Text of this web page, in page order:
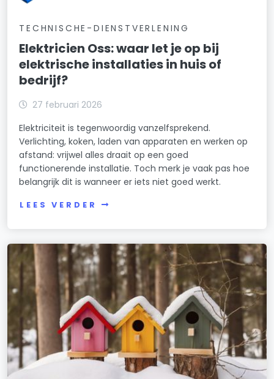
TECHNISCHE-DIENSTVERLENING
Elektricien Oss: waar let je op bij
elektrische installaties in huis of
bedrijf?
27 februari 2026
Elektriciteit is tegenwoordig vanzelfsprekend.
Verlichting, koken, laden van apparaten en werken op
afstand: vrijwel alles draait op een goed
functionerende installatie. Toch merk je vaak pas hoe
belangrijk dit is wanneer er iets niet goed werkt.
LEES VERDER